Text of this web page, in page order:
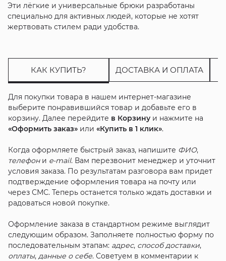
Эти лёгкие и универсальные брюки разработаны
специально для активных людей, которые не хотят
жертвовать стилем ради удобства.
КАК КУПИТЬ? ДОСТАВКА И ОПЛАТА
Для покупки товара в нашем интернет-магазине
выберите понравившийся товар и добавьте его в
корзину. Далее перейдите в Корзинуи нажмите на
«Оформить заказ»или «Купить в 1 клик».
Когда оформляете быстрый заказ, напишите ФИО,
телефони e-mail. Вам перезвонит менеджер и уточнит
условия заказа. По результатам разговора вам придет
подтверждение оформления товара на почту или
через СМС. Теперь останется только ждать доставки и
радоваться новой покупке.
Оформление заказа в стандартном режиме выглядит
следующим образом. Заполняете полностью форму по
последовательным этапам: адрес, способ доставки,
оплаты, данные о себе. Советуем в комментарии к